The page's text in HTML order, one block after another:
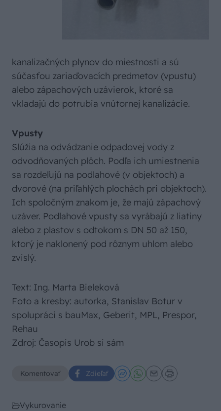
kanalizačných plynov do miestnosti a sú
súčasťou zariaďovacích predmetov (vpustu)
alebo zápachových uzávierok, ktoré sa
vkladajú do potrubia vnútornej kanalizácie.
Vpusty
Slúžia na odvádzanie odpadovej vody z
odvodňovaných plôch. Podľa ich umiestnenia
sa rozdeľujú na podlahové (v objektoch) a
dvorové (na priľahlých plochách pri objektoch).
Ich spoločným znakom je, že majú zápachový
uzáver. Podlahové vpusty sa vyrábajú z liatiny
alebo z plastov s odtokom s DN 50 až 150,
ktorý je naklonený pod rôznym uhlom alebo
zvislý.
Text: Ing. Marta Bieleková
Foto a kresby: autorka, Stanislav Botur v
spolupráci s bauMax, Geberit, MPL, Prespor,
Rehau
Zdroj: Časopis Urob si sám
Komentovať Zdieľať
Vykurovanie